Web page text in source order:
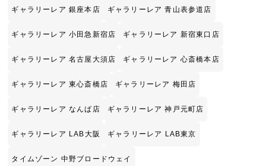
ギャラリーレア 銀座本店 ギャラリーレア 青山表参道店
ギャラリーレア 小田急新宿店 ギャラリーレア 新宿東口店
ギャラリーレア 名古屋大須店 ギャラリーレア 心斎橋本店
ギャラリーレア 東心斎橋店 ギャラリーレア 梅田店
ギャラリーレア なんば店 ギャラリーレア 神戸元町店
ギャラリーレア LAB大阪 ギャラリーレア LAB東京
タイムゾーン 中野ブロードウェイ